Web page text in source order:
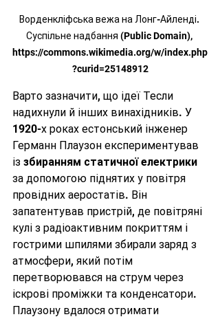
Ворденкліфська вежа на Лонг-Айленді.
Суспільне надбання (Public Domain),
https://commons.wikimedia.org/w/index.php
?curid=25148912
Варто зазначити, що ідеї Тесли
надихнули й інших винахідників. У
1920-х роках естонський інженер
Германн Плаузон експериментував
із збиранням статичної електрики
за допомогою піднятих у повітря
провідних аеростатів. Він
запатентував пристрій, де повітряні
кулі з радіоактивним покриттям і
гострими шпилями збирали заряд з
атмосфери, який потім
перетворювався на струм через
іскрові проміжки та конденсатори.
Плаузону вдалося отримати